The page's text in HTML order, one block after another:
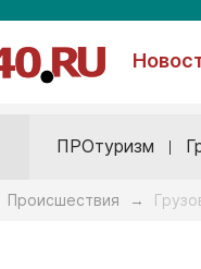
ПРОтуризм
Происшествия →